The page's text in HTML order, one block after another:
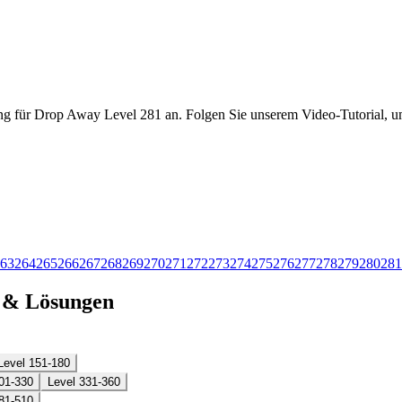
für Drop Away Level 281 an. Folgen Sie unserem Video-Tutorial,
264265266267268269270271 272273274275276277278279280281
Lösungen
151-180
330
Level 331-360